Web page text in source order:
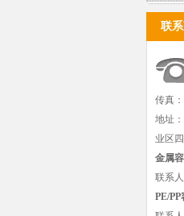
联
传真
地址
业区
金属
联系人
PE/PP